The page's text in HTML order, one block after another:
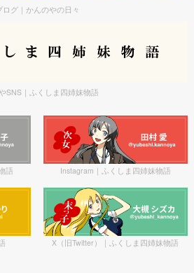
ログ｜かんのやの日々
SNS｜ふくしま四姉妹物語
語 Instagram｜ふくしま四姉妹物語
X（旧Twitter）｜ふくしま四姉妹物語